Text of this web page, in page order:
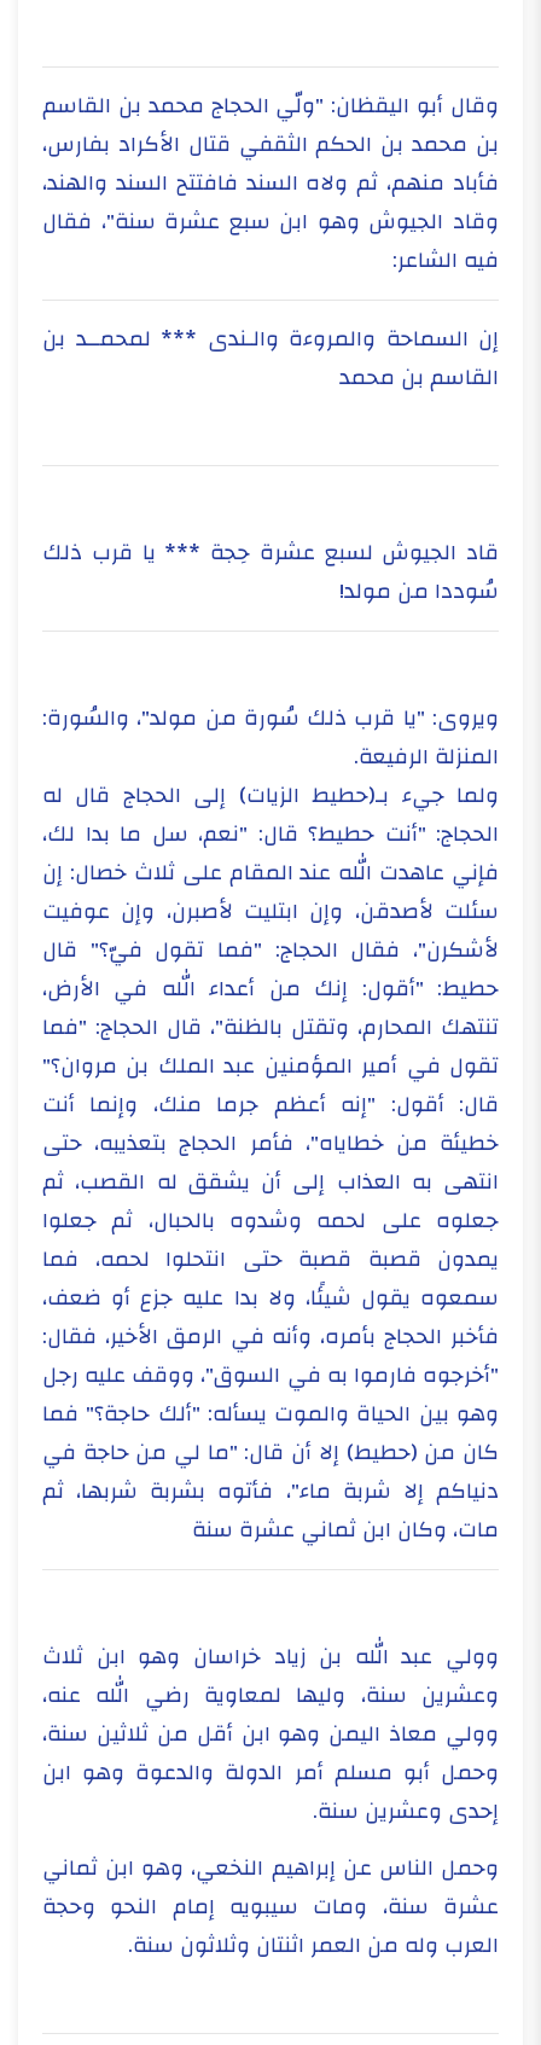
وقال أبو اليقظان: "ولّي الحجاج محمد بن القاسم
بن محمد بن الحكم الثقفي قتال الأكراد بفارس،
فأباد منهم، ثم ولاه السند فافتتح السند والهند،
وقاد الجيوش وهو ابن سبع عشرة سنة"، فقال
فيه الشاعر:
إن السماحة والمروءة والـندى *** لمحمــد بن
القاسم بن محمد
قاد الجيوش لسبع عشرة حِجة *** يا قرب ذلك
سُوددا من مولد!
ويروى: "يا قرب ذلك سُورة من مولد"، والسُورة:
المنزلة الرفيعة.
ولما جيء بـ(حطيط الزيات) إلى الحجاج قال له
الحجاج: "أنت حطيط؟ قال: "نعم، سل ما بدا لك،
فإني عاهدت الله عند المقام على ثلاث خصال: إن
سئلت لأصدقن، وإن ابتليت لأصبرن، وإن عوفيت
لأشكرن"، فقال الحجاج: "فما تقول فيّ؟" قال
حطيط: "أقول: إنك من أعداء الله في الأرض،
تنتهك المحارم، وتقتل بالظنة"، قال الحجاج: "فما
تقول في أمير المؤمنين عبد الملك بن مروان؟"
قال: أقول: "إنه أعظم جرما منك، وإنما أنت
خطيئة من خطاياه"، فأمر الحجاج بتعذيبه، حتى
انتهى به العذاب إلى أن يشقق له القصب، ثم
جعلوه على لحمه وشدوه بالحبال، ثم جعلوا
يمدون قصبة قصبة حتى انتحلوا لحمه، فما
سمعوه يقول شيئًا، ولا بدا عليه جزع أو ضعف،
فأخبر الحجاج بأمره، وأنه في الرمق الأخير، فقال:
"أخرجوه فارموا به في السوق"، ووقف عليه رجل
وهو بين الحياة والموت يسأله: "ألك حاجة؟" فما
كان من (حطيط) إلا أن قال: "ما لي من حاجة في
دنياكم إلا شربة ماء"، فأتوه بشربة شربها، ثم
مات، وكان ابن ثماني عشرة سنة
وولي عبد الله بن زياد خراسان وهو ابن ثلاث
وعشرين سنة، وليها لمعاوية رضي الله عنه،
وولي معاذ اليمن وهو ابن أقل من ثلاثين سنة،
وحمل أبو مسلم أمر الدولة والدعوة وهو ابن
إحدى وعشرين سنة.
وحمل الناس عن إبراهيم النخعي، وهو ابن ثماني
عشرة سنة، ومات سيبويه إمام النحو وحجة
العرب وله من العمر اثنتان وثلاثون سنة.